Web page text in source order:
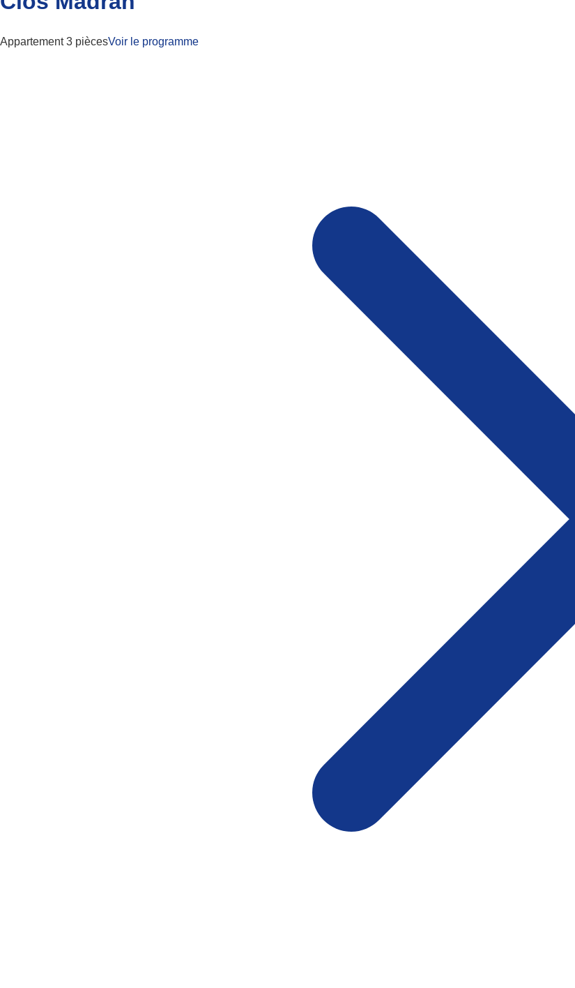
Appartement 3 piècesVoir le programme